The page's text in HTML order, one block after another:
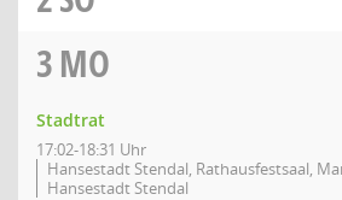
3MO
Stadtrat
17:02-18:31 Uhr
Hansestadt Stendal, Rathausfestsaal,
Hansestadt Stendal